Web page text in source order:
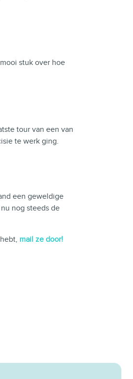
stuk over hoe
tour van een van
te werk ging.
een geweldige
nog steeds de
mail ze door!